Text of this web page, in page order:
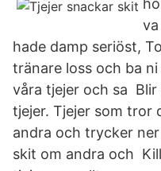
hade damp seriöst,
tränare loss och ba
våra tjejer och sa
tjejer. Tjejer som tror
andra och trycker
skit om andra och